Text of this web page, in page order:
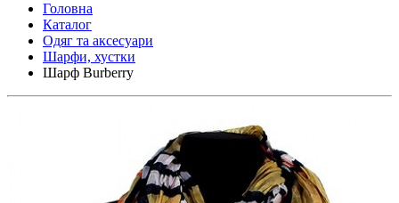
Головна
Каталог
Oдяг та аксесуари
Шарфи, хустки
Шарф Burberry